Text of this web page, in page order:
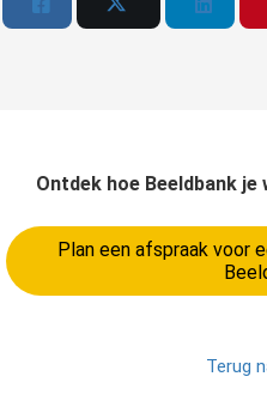
Ontdek hoe Beeldbank
Plan een afspraak voor
Terug